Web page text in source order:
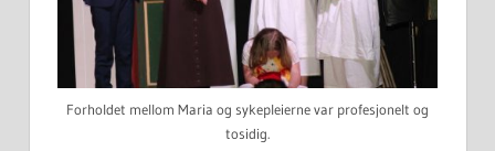
Forholdet mellom Maria og sykepleierne var profesjonelt og
tosidig.